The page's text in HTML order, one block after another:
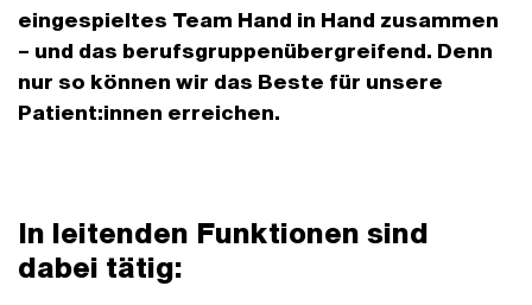
eingespieltes Team Hand in Hand zusammen
– und das berufsgruppenübergreifend. Denn
nur so können wir das Beste für unsere
Patient:innen erreichen.
In leitenden Funktionen sind
dabei tätig: